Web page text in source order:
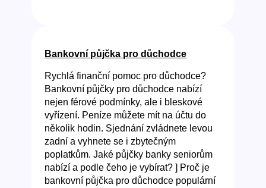
Bankovní půjčka pro důchodce
Rychlá finanční pomoc pro důchodce?
Bankovní půjčky pro důchodce nabízí
nejen férové podmínky, ale i bleskové
vyřízení. Peníze můžete mít na účtu do
několik hodin. Sjednání zvládnete levou
zadní a vyhnete se i zbytečným
poplatkům. Jaké půjčky banky seniorům
nabízí a podle čeho je vybírat? ] Proč je
bankovní půjčka pro důchodce populární